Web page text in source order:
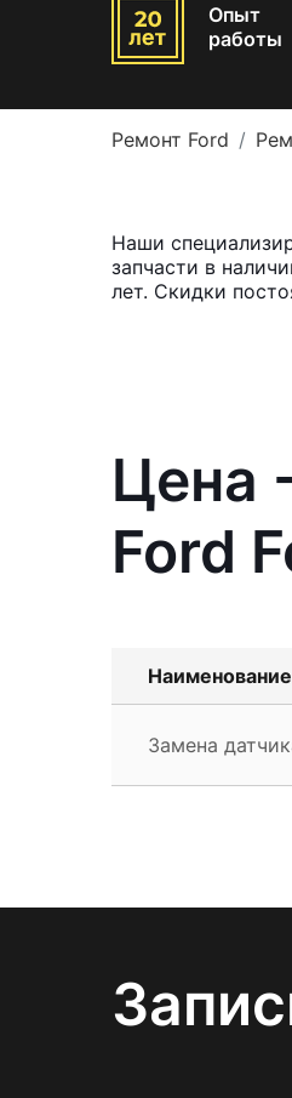
Опыт
работы
Ремонт Ford
Наши
запчасти в
лет. Скидки
Цена
Ford
Наименование
Замена